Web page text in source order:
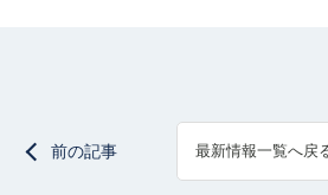
前の記事 最新情報一覧へ戻